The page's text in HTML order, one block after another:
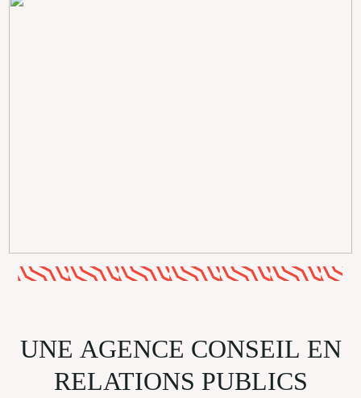
UNE AGENCE CONSEIL EN
RELATIONS PUBLICS